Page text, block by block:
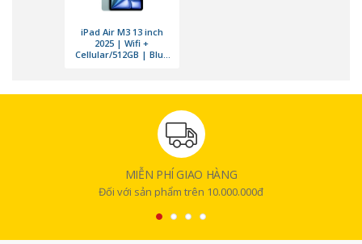
iPad Air M3 mang đến sức mạnh của chip Apple M3
được trang bị chip Apple M3, đánh dấu bước nhảy vọt về
tài liệu cho đến lập trình hay dựng hình 3D. GPU mới với công nghệ dò
tia tốc độ cao bằng phần cứng giúp mang lại trải nghiệm đồ họa chân
thực hơn, đặc biệt là trong các ứng dụng sáng tạo và chơi game. Neural
Engine 16 lõi hỗ trợ mạnh mẽ cho Apple Intelligence, cho phép thiết bị
xử lý nhanh các tác vụ trí tuệ nhân tạo mà vẫn tiết kiệm năng lượng,
giúp iPad Air có thể sử dụng cả ngày mà không cần sạc lại.
iPad Air M3 13 inch
2025 | Wifi +
Cellular/512GB | Blue
MIỄN PHÍ GIAO HÀNG
Đối với sản phẩm trên 10.000.000đ